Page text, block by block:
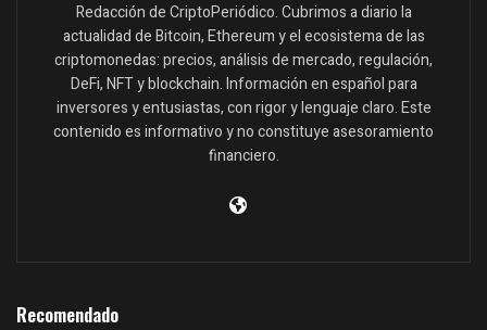
Redacción de CriptoPeriódico. Cubrimos a diario la
actualidad de Bitcoin, Ethereum y el ecosistema de las
criptomonedas: precios, análisis de mercado, regulación,
DeFi, NFT y blockchain. Información en español para
inversores y entusiastas, con rigor y lenguaje claro. Este
contenido es informativo y no constituye asesoramiento
financiero.
Recomendado